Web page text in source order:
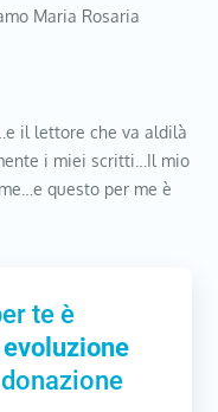
Maria Rosaria
il lettore che va aldilà
i miei scritti…Il mio
questo per me è
te è